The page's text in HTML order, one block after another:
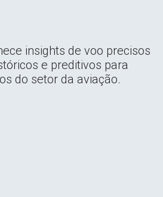
insights de voo precisos
e preditivos para
do setor da aviação.